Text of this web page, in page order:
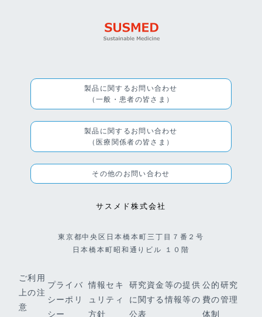
製品に関するお問い合わせ
（一般・患者の皆さま）
製品に関するお問い合わせ
（医療関係者の皆さま）
その他のお問い合わせ
サスメド株式会社
東京都中央区日本橋本町三丁目７番２号
日本橋本町昭和通りビル １０階
ご利用
上の注
意
プライバ
シーポリ
シー
情報セキ
ュリティ
方針
研究資金等の提供
に関する情報等の
公表
公的研究
費の管理
体制